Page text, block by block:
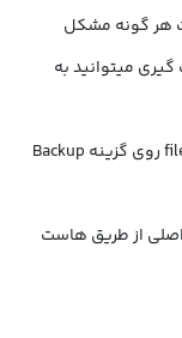
هر گونه مشکل
می­توانید به
وارد هاست سی پنل خود شوید و سپس از بخش file روی گزینه Backup